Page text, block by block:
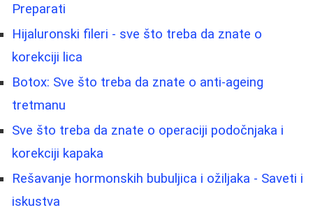
Preparati
Hijaluronski fileri - sve što treba da znate o
korekciji lica
Botox: Sve što treba da znate o anti-ageing
tretmanu
Sve što treba da znate o operaciji podočnjaka i
korekciji kapaka
Rešavanje hormonskih bubuljica i ožiljaka - Saveti i
iskustva